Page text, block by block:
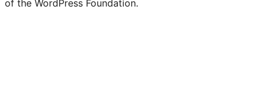
of the WordPress Foundation.